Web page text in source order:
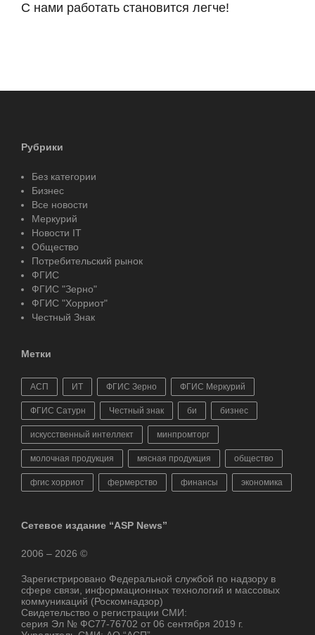
С нами работать становится легче!
Рубрики
Без категории
Бизнес
Все новости
Меркурий
Новости IT
Общество
Потребительский рынок
ФГИС
ФГИС "Зерно"
ФГИС "Хорриот"
Честный Знак
Метки
АСП ИТ ФГИС Зерно ФГИС Меркурий
ФГИС Сатурн Честный знак би бизнес
искусственный интеллект минпромторг
молочная продукция мясная продукция общество
фгис хорриот фермерство финансы экономика
Сетевое издание “ASP News”
2006 – 2026 ©
Зарегистрировано Федеральной службой по надзору в
сфере связи, информационных технологий и массовых
коммуникаций (Роскомнадзор)
Свидетельство о регистрации СМИ:
серия Эл № ФС77-76702 от 06 сентября 2019 г.